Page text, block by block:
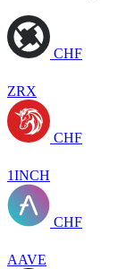
CHF
ZRX
CHF
1INCH
CHF
AAVE